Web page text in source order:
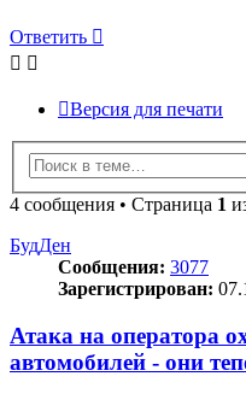
Ответить
Версия для печати
4 сообщения • Страница 1
БудДен
Сообщения: 3077
Зарегистрирован:
Атака на оператора
автомобилей - они